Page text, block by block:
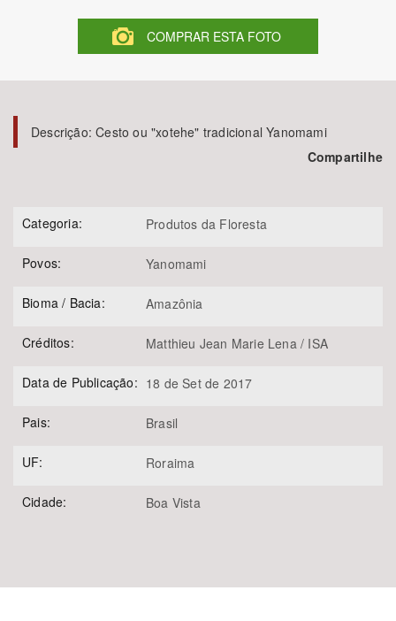
Subtema
Área Protegida
COMPRAR ESTA FOTO
Descrição:Cesto ou "xotehe" tradicional Yanomami
Compartilhe
Categoria: Produtos da Floresta
Povos: Yanomami
Bioma / Bacia: Amazônia
Créditos: Matthieu Jean Marie Lena / ISA
Data de Publicação: 18 de Set de 2017
Pais: Brasil
UF: Roraima
Cidade: Boa Vista